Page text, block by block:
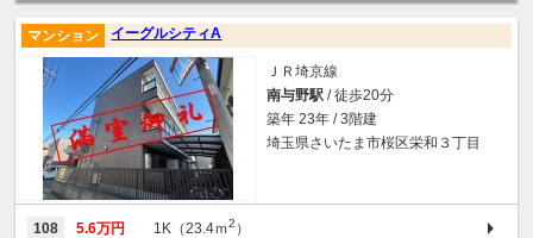
イーグルシティA
マンション
ＪＲ埼京線
南与野駅 / 徒歩20分
築年 23年 / 3階建
埼玉県さいたま市桜区栄和３丁目
108 5.6万円 1K（23.4ｍ2 ）